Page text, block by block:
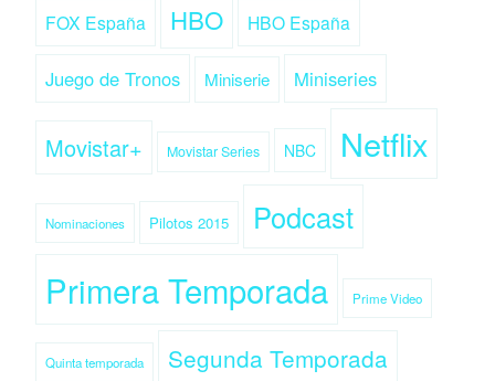
FOX España HBO HBO España
Juego de Tronos Miniserie Miniseries
Movistar+ Movistar Series NBC Netflix
Nominaciones Pilotos 2015 Podcast
Primera Temporada Prime Video
Quinta temporada Segunda Temporada